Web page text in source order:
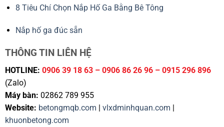
8 Tiêu Chí Chọn Nắp Hố Ga Bằng Bê Tông
Nắp hố ga đúc sẵn
THÔNG TIN LIÊN HỆ
HOTLINE: 0906 39 18 63 – 0906 86 26 96 – 0915 296 896
(Zalo)
Máy bàn: 02862 789 955
Website: betongmqb.com | vlxdminhquan.com |
khuonbetong.com